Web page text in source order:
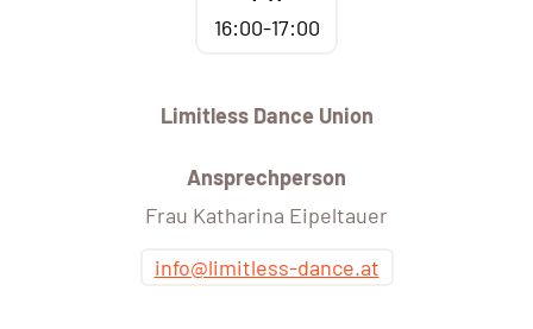
16:00-17:00
Limitless Dance Union
Ansprechperson
Frau Katharina Eipeltauer
info@limitless-dance.at